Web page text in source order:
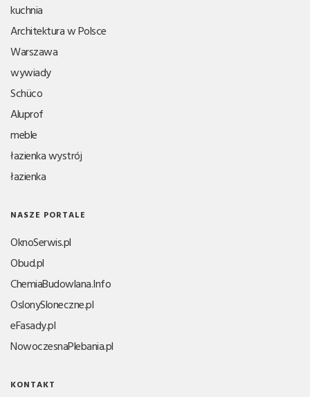
kuchnia
Architektura w Polsce
Warszawa
wywiady
Schüco
Aluprof
meble
łazienka wystrój
łazienka
NASZE PORTALE
OknoSerwis.pl
Obud.pl
ChemiaBudowlana.Info
OslonySloneczne.pl
eFasady.pl
NowoczesnaPlebania.pl
KONTAKT